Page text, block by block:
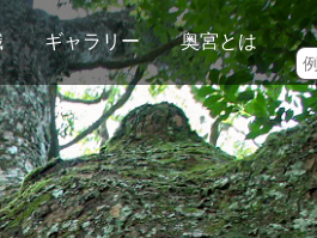
ギャラリー 奥宮とは